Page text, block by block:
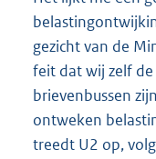
gezicht van de
feit dat wij zelf
brievenbussen
ontweken
treedt U2 op,